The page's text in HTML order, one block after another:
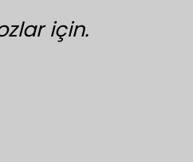
için.